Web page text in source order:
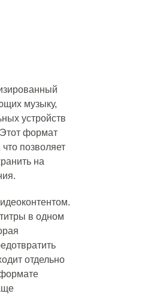
музыку,
устройств
формат
позволяет
на
в одном
отдельно
формате